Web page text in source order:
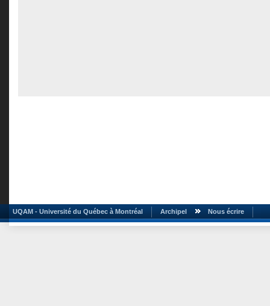
UQAM - Université du Québec à Montréal Archipel Nous écrire